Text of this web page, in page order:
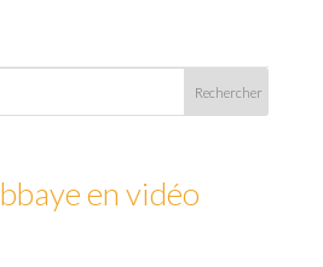
en vidéo